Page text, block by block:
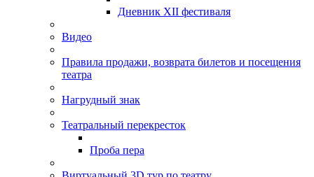
Дневник XII фестиваля
Видео
Правила продажи, возврата билетов и посещения
театра
Нагрудный знак
Театральный перекресток
Проба пера